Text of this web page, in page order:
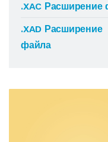
.XAC Расширение
.XAD Расширение
файла